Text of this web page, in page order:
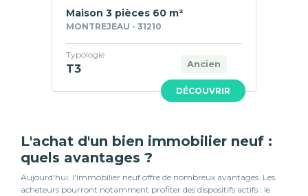
DÉCOUVRIR
Maison 3 pièces 60 m²
MONTREJEAU - 31210
Ancien
Typologie
T3
L'achat d'un bien immobilier neuf :
quels avantages ?
Aujourd'hui, l'immobilier neuf offre de nombreux avantages. Les
acheteurs pourront notamment profiter des dispositifs actifs : le